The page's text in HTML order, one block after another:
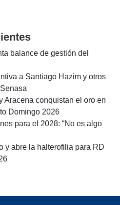
balance de gestión del
a Santiago Hazim y otros
Aracena conquistan el oro en
Domingo 2026
para el 2028: “No es algo
y abre la halterofilia para RD